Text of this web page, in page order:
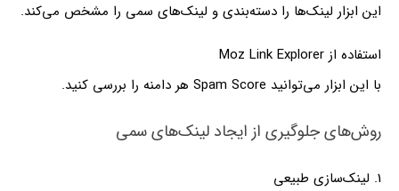
این ابزار لینک‌ها را دسته‌بندی و لینک‌های سمی را مشخص می‌کند.
استفاده از Moz Link Explorer
با این ابزار می‌توانید Spam Score هر دامنه را بررسی کنید.
روش‌های جلوگیری از ایجاد لینک‌های سمی